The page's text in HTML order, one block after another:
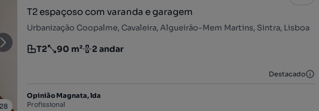
28
T2 espaçoso com varanda e garagem
Urbanização Coopalme, Cavaleira, Algueirão-Mem Martins, Sintra, Lisboa
Tipologia
T2
Preço por metro quadrado
90 m²
Andar 2 andar
Destacado
Opinião Magnata, lda
Profissional